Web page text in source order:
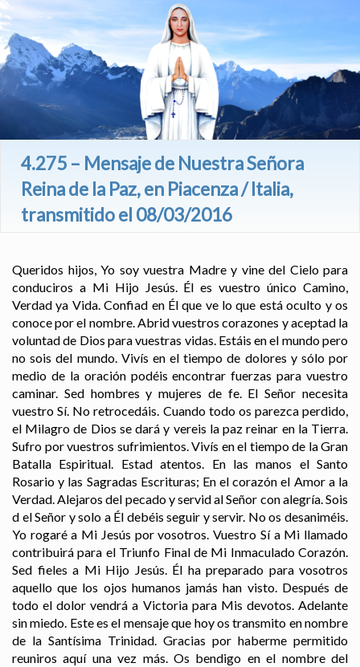
4.275 – Mensaje de Nuestra Señora
Reina de la Paz, en Piacenza / Italia,
transmitido el 08/03/2016
Queridos hijos, Yo soy vuestra Madre y vine del Cielo para
conduciros a Mi Hijo Jesús. Él es vuestro único Camino,
Verdad ya Vida. Confiad en Él que ve lo que está oculto y os
conoce por el nombre. Abrid vuestros corazones y aceptad la
voluntad de Dios para vuestras vidas. Estáis en el mundo pero
no sois del mundo. Vivís en el tiempo de dolores y sólo por
medio de la oración podéis encontrar fuerzas para vuestro
caminar. Sed hombres y mujeres de fe. El Señor necesita
vuestro Sí. No retrocedáis. Cuando todo os parezca perdido,
el Milagro de Dios se dará y vereis la paz reinar en la Tierra.
Sufro por vuestros sufrimientos. Vivís en el tiempo de la Gran
Batalla Espiritual. Estad atentos. En las manos el Santo
Rosario y las Sagradas Escrituras; En el corazón el Amor a la
Verdad. Alejaros del pecado y servid al Señor con alegría. Sois
d el Señor y solo a Él debéis seguir y servir. No os desaniméis.
Yo rogaré a Mi Jesús por vosotros. Vuestro Sí a Mi llamado
contribuirá para el Triunfo Final de Mi Inmaculado Corazón.
Sed fieles a Mi Hijo Jesús. Él ha preparado para vosotros
aquello que los ojos humanos jamás han visto. Después de
todo el dolor vendrá a Victoria para Mis devotos. Adelante
sin miedo. Este es el mensaje que hoy os transmito en nombre
de la Santísima Trinidad. Gracias por haberme permitido
reuniros aquí una vez más. Os bendigo en el nombre del